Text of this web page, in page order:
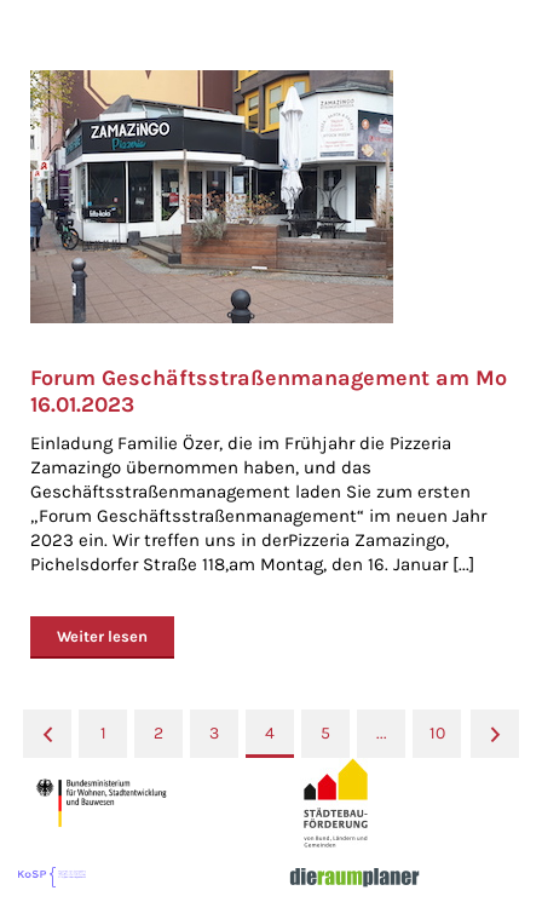
Forum Geschäftsstraßenmanagement am Mo
16.01.2023
Einladung Familie Özer, die im Frühjahr die Pizzeria
Zamazingo übernommen haben, und das
Geschäftsstraßenmanagement laden Sie zum ersten
„Forum Geschäftsstraßenmanagement“ im neuen Jahr
2023 ein. Wir treffen uns in derPizzeria Zamazingo,
Pichelsdorfer Straße 118,am Montag, den 16. Januar [...]
Weiter lesen
« 1 2 3 4 5 ... 10 »